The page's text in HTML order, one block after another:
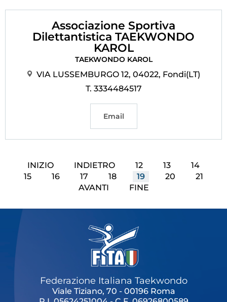
Associazione Sportiva
Dilettantistica TAEKWONDO
KAROL
TAEKWONDO KAROL
VIA LUSSEMBURGO 12, 04022, Fondi(LT)
T. 3334484517
Email
INIZIO INDIETRO 12 13
14
15
16 17 18 19 20
21
AVANTI
FINE
Federazione Italiana Taekwondo
Viale Tiziano, 70 - 00196 Roma